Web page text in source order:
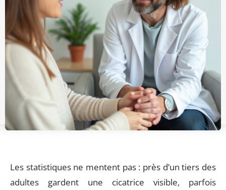
Les statistiques ne mentent pas : près d’un tiers des
adultes gardent une cicatrice visible, parfois